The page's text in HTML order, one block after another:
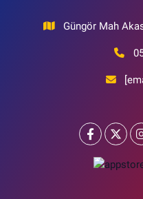
Güngör Mah